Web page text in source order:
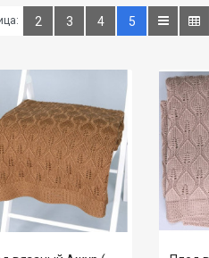
2 3 4 5